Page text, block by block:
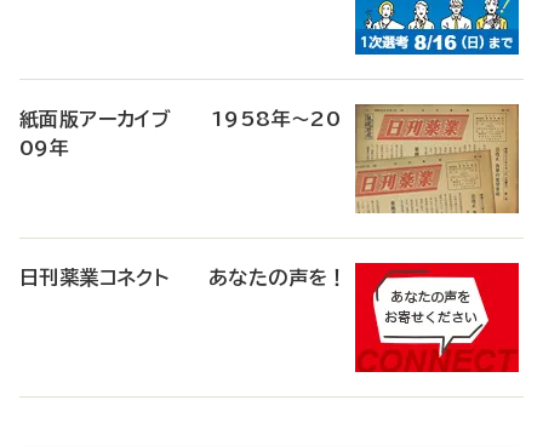
紙面版アーカイブ 1958年～20
09年
日刊薬業コネクト あなたの声を！